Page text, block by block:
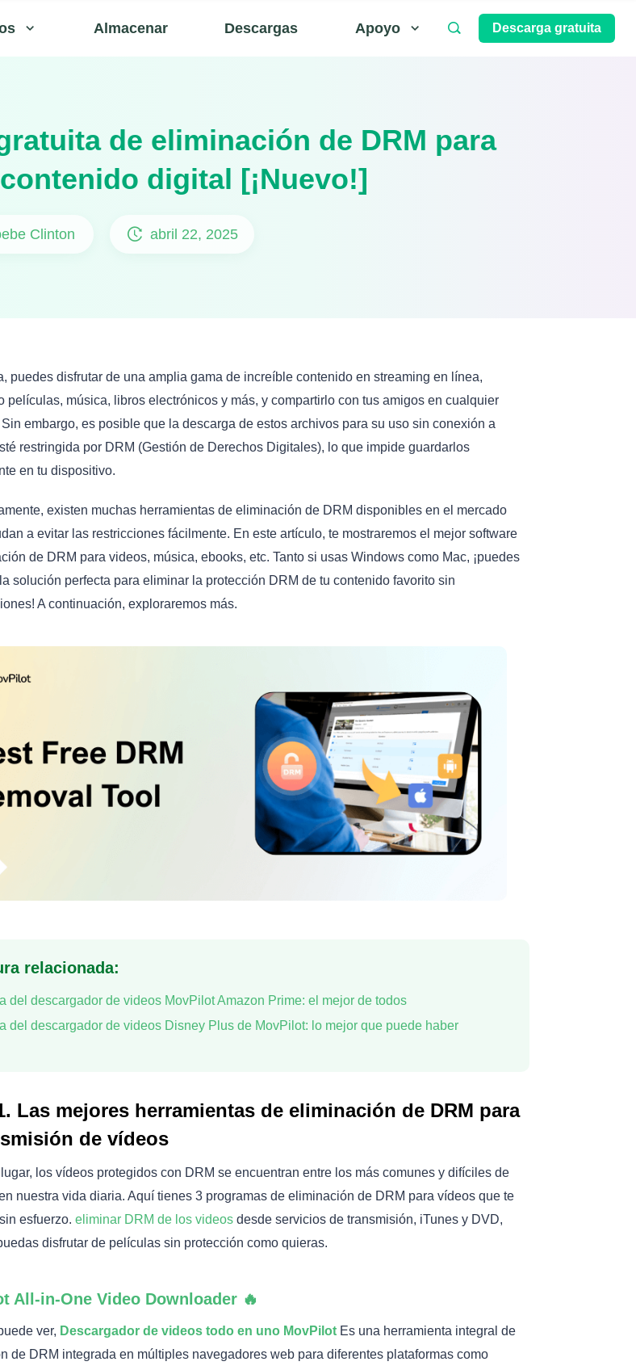
Almacenar Descargas Apoyo Descarga gratuita
de eliminación de DRM para
digital [¡Nuevo!]
Clinton abril 22, 2025
puedes disfrutar de una amplia gama de increíble contenido en streaming en línea,
películas, música, libros electrónicos y más, y compartirlo con tus amigos en cualquier
embargo, es posible que la descarga de estos archivos para su uso sin conexión a
restringida por DRM (Gestión de Derechos Digitales), lo que impide guardarlos
en tu dispositivo.
existen muchas herramientas de eliminación de DRM disponibles en el mercado
a evitar las restricciones fácilmente. En este artículo, te mostraremos el mejor software
de DRM para videos, música, ebooks, etc. Tanto si usas Windows como Mac, ¡puedes
solución perfecta para eliminar la protección DRM de tu contenido favorito sin
A continuación, exploraremos más.
relacionada:
del descargador de videos MovPilot Amazon Prime: el mejor de todos
del descargador de videos Disney Plus de MovPilot: lo mejor que puede haber
Las mejores herramientas de eliminación de DRM para
de vídeos
los vídeos protegidos con DRM se encuentran entre los más comunes y difíciles de
nuestra vida diaria. Aquí tienes 3 programas de eliminación de DRM para vídeos que te
esfuerzo. eliminar DRM de los videos desde servicios de transmisión, iTunes y DVD,
disfrutar de películas sin protección como quieras.
All-in-One Video Downloader 🔥
ver, Descargador de videos todo en uno MovPilot Es una herramienta integral de
de DRM integrada en múltiples navegadores web para diferentes plataformas como